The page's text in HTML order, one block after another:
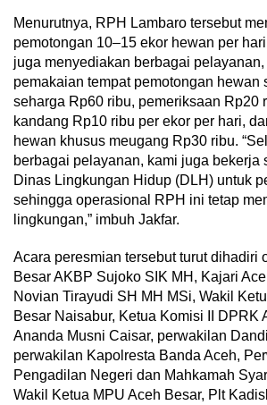
Menurutnya, RPH Lambaro tersebut
pemotongan 10–15 ekor hewan per
juga menyediakan berbagai
pemakaian tempat pemotongan hewan
seharga Rp60 ribu, pemeriksaan Rp20
kandang Rp10 ribu per ekor per hari,
hewan khusus meugang Rp30 ribu.
berbagai pelayanan, kami juga bekerja
Dinas Lingkungan Hidup (DLH) untuk
sehingga operasional RPH ini tetap
lingkungan,” imbuh Jakfar.
Acara peresmian tersebut turut dihadiri
Besar AKBP Sujoko SIK MH, Kajari
Novian Tirayudi SH MH MSi, Wakil
Besar Naisabur, Ketua Komisi II DPRK
Ananda Musni Caisar, perwakilan
perwakilan Kapolresta Banda Aceh,
Pengadilan Negeri dan Mahkamah
Wakil Ketua MPU Aceh Besar, Plt